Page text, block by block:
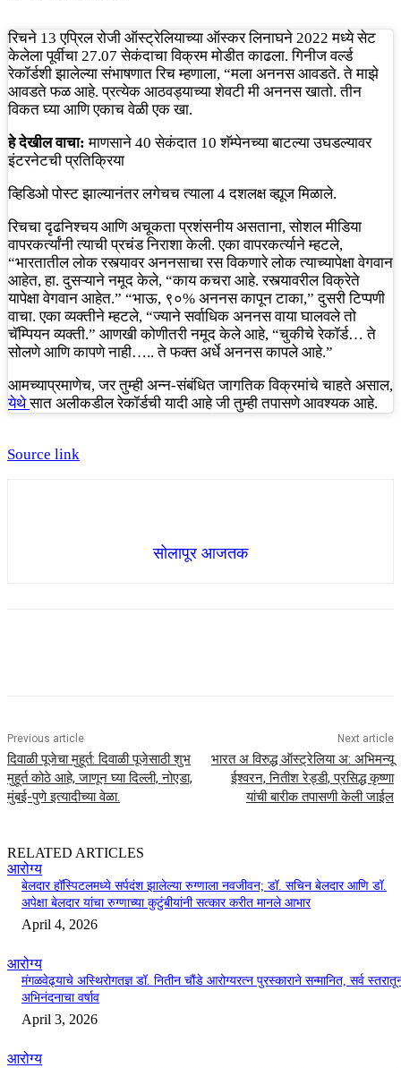
रिचने 13 एप्रिल रोजी ऑस्ट्रेलियाच्या ऑस्कर लिनाघने 2022 मध्ये सेट
केलेला पूर्वीचा 27.07 सेकंदाचा विक्रम मोडीत काढला. गिनीज वर्ल्ड
रेकॉर्डशी झालेल्या संभाषणात रिच म्हणाला, “मला अननस आवडते. ते माझे
आवडते फळ आहे. प्रत्येक आठवड्याच्या शेवटी मी अननस खातो. तीन
विकत घ्या आणि एकाच वेळी एक खा.
हे देखील वाचा:माणसाने 40 सेकंदात 10 शॅम्पेनच्या बाटल्या उघडल्यावर
इंटरनेटची प्रतिक्रिया
व्हिडिओ पोस्ट झाल्यानंतर लगेचच त्याला 4 दशलक्ष व्ह्यूज मिळाले.
रिचचा दृढनिश्चय आणि अचूकता प्रशंसनीय असताना, सोशल मीडिया
वापरकर्त्यांनी त्याची प्रचंड निराशा केली. एका वापरकर्त्याने म्हटले,
“भारतातील लोक रस्त्यावर अननसाचा रस विकणारे लोक त्याच्यापेक्षा वेगवान
आहेत, हा. दुसऱ्याने नमूद केले, “काय कचरा आहे. रस्त्यावरील विक्रेते
यापेक्षा वेगवान आहेत.” “भाऊ, ९०% अननस कापून टाका,” दुसरी टिप्पणी
वाचा. एका व्यक्तीने म्हटले, “ज्याने सर्वाधिक अननस वाया घालवले तो
चॅम्पियन व्यक्ती.” आणखी कोणीतरी नमूद केले आहे, “चुकीचे रेकॉर्ड… ते
सोलणे आणि कापणे नाही….. ते फक्त अर्धे अननस कापले आहे.”
आमच्याप्रमाणेच, जर तुम्ही अन्न-संबंधित जागतिक विक्रमांचे चाहते असाल,
येथेसात अलीकडील रेकॉर्डची यादी आहे जी तुम्ही तपासणे आवश्यक आहे.
Source link
सोलापूर आजतक
Previous article
दिवाळी पूजेचा मुहूर्त: दिवाळी पूजेसाठी शुभ
मुहूर्त कोठे आहे, जाणून घ्या दिल्ली, नोएडा,
मुंबई-पुणे इत्यादीच्या वेळा.
Next article
भारत अ विरुद्ध ऑस्ट्रेलिया अ: अभिमन्यू
ईश्वरन, नितीश रेड्डी, प्रसिद्ध कृष्णा
यांची बारीक तपासणी केली जाईल
RELATED ARTICLES
आरोग्य
बेलदार हॉस्पिटलमध्ये सर्पदंश झालेल्या रुग्णाला नवजीवन; डॉ. सचिन बेलदार आणि डॉ.
अपेक्षा बेलदार यांचा रुग्णाच्या कुटुंबीयांनी सत्कार करीत मानले आभार
April 4, 2026
आरोग्य
मंगळवेढ्याचे अस्थिरोगतज्ञ डॉ. नितीन चौंडे आरोग्यरत्न पुरस्काराने सन्मानित, सर्व
अभिनंदनाचा वर्षाव
April 3, 2026
आरोग्य